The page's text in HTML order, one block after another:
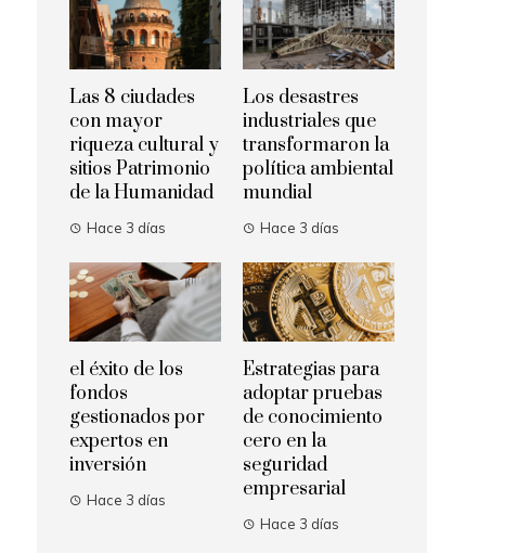
Las 8 ciudades
con mayor
riqueza cultural y
sitios Patrimonio
de la Humanidad
Hace 3 días
Los desastres
industriales que
transformaron la
política ambiental
mundial
Hace 3 días
el éxito de los
fondos
gestionados por
expertos en
inversión
Hace 3 días
Estrategias para
adoptar pruebas
de conocimiento
cero en la
seguridad
empresarial
Hace 3 días